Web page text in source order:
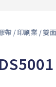
帶/印刷業/ 雙